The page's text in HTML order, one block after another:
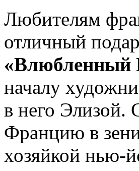
Любителям
отличный
«Влюбленный
началу
в него Элизой.
Францию в
хозяйкой нью-